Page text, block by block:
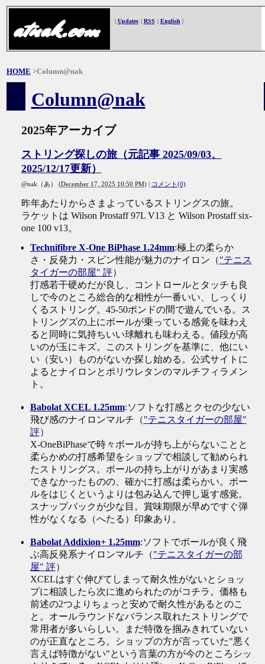
atnak.com | Updates | RSS | English |
HOME >Column@nak
Column@nak
2025年アーカイブ
ストリング探しの旅（元記事 2025/09/03、
2025/12/17更新）
@nak（あ） (December 17, 2025 10:50 PM) | コメント(0)
昨年あたりからさまよっているストリングスの旅。
ラケットは Wilson Prostaff 97L V13 と Wilson Prostaff six-
one 100 v13。
Technifibre X-One BiPhase 1.24mm:極上の柔らか
さ・反発力・スピン性能が魅力のナイロン（"テニス
タイガーの部屋" 評）
打感若干硬めだが良し、コントロールとタッチも良
しで今のところ総合的な相性が一番いい、しっくり
くるストリング。45-50ポンドの間で遊んでいる。ス
トリングズの上にボールが乗っている感覚を味わえ
ると同時に気持ちいい球離れも味わえる。値段が高
いのが玉にキズ。このストリングを基準に、他にい
い（安い）ものがないか探し始める。公式サイトに
よるとナイロンとポリウレタンのマルチフィラメン
ト。
Babolat XCEL 1.25mm:ソフトな打感とクセの少ない
飛び感のナイロンマルチ（"テニスタイガーの部屋"
評）
X-OneBiPhaseで時々ボールが持ち上がらないことと
柔らかめの打感希望をショップで相談して勧められ
たストリングス。ボールの持ち上がりがあまり実感
できなかったものの、確かに打感は柔らかい。ボー
ルをはじくというよりは包み込んで押し返す感覚。
スナップバックが少な目。賞味期限が早めですぐ弾
性がなくなる（へたる）印象あり。
Babolat Addixion+ 1.25mm:ソフトでボールが良く飛
ぶ高反発系ナイロンマルチ（"テニスタイガーの部
屋" 評）
XCELはすぐ伸びてしまって耐久性がないとショッ
プに相談したら次に進められたのがコチラ。価格も
前述の2つよりちょっと安めで耐久性があるとのこ
と。オールラウンドなバランス取れたストリングで
常用者が多いらしい。まだ特徴を掴みきれていない
のが正直なところ。ショップの方が言っていた"悪く
言えば特徴がない"という言葉の方が今のところシッ